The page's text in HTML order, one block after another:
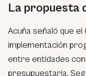
La propuesta
Acuña señaló que
implementación
entre entidades
presupuestaria.